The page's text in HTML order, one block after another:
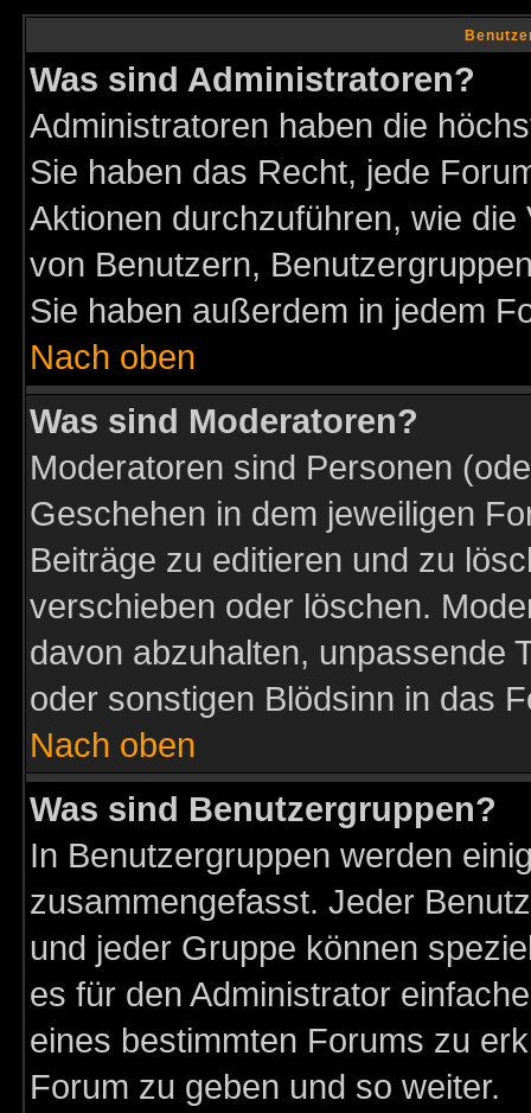
Was sind Administratoren?
Administratoren haben die
Sie haben das Recht, jede
Aktionen durchzuführen, wie
von Benutzern,
Sie haben außerdem in jedem
Nach oben
Was sind Moderatoren?
Moderatoren sind Personen
Geschehen in dem jeweiligen
Beiträge zu editieren und zu
verschieben oder löschen.
davon abzuhalten, unpassende
oder sonstigen Blödsinn in das
Nach oben
Was sind Benutzergruppen?
In Benutzergruppen werden
zusammengefasst. Jeder
und jeder Gruppe können
es für den Administrator
eines bestimmten Forums zu
Forum zu geben und so weiter.